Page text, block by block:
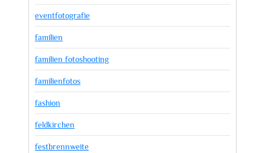
eventfotografie
familien
familien fotoshooting
familienfotos
fashion
feldkirchen
festbrennweite